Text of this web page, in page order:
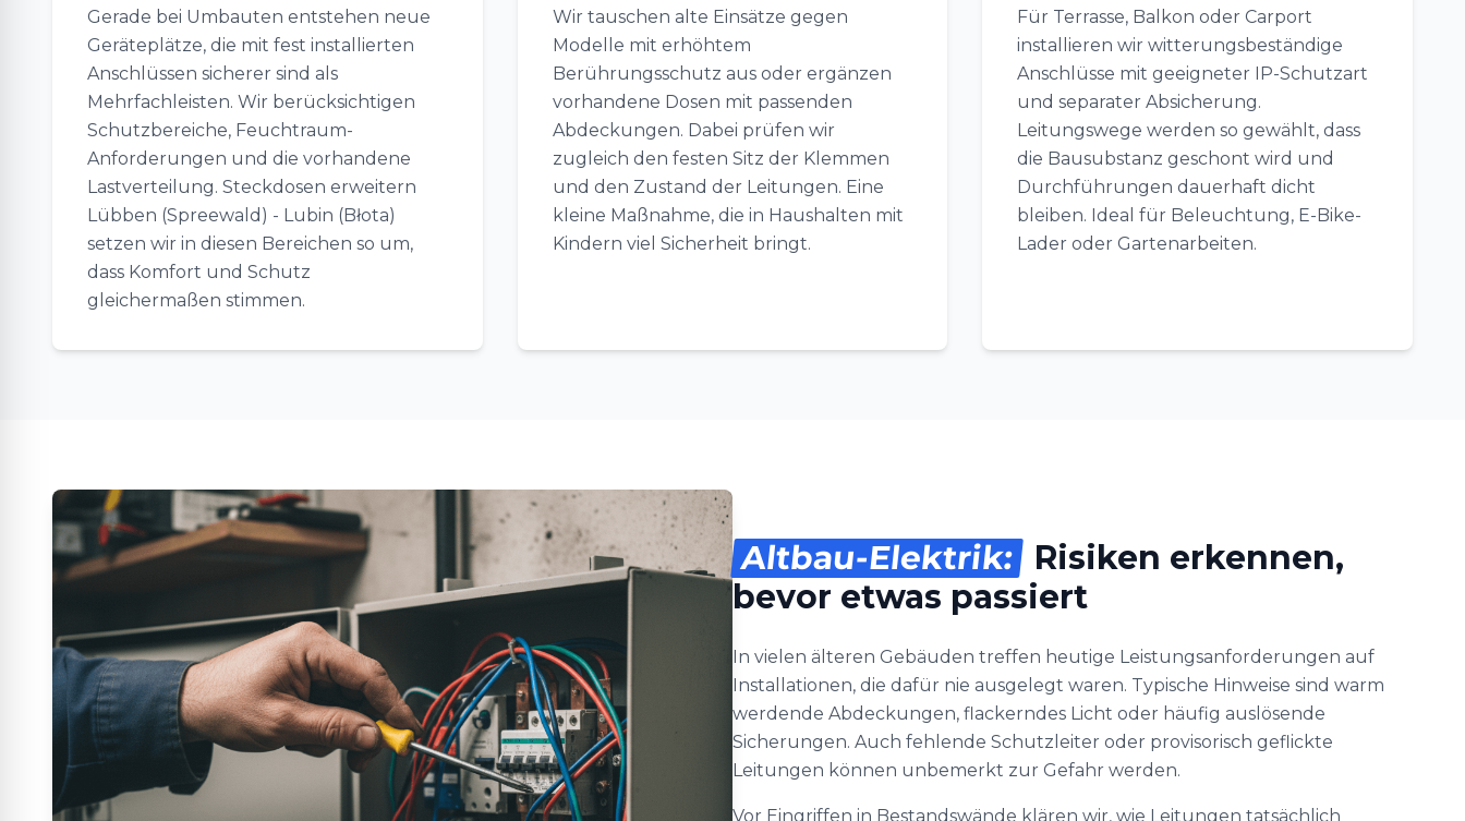
Gerade bei Umbauten entstehen neue
Geräteplätze, die mit fest installierten
Anschlüssen sicherer sind als
Mehrfachleisten. Wir berücksichtigen
Schutzbereiche, Feuchtraum-
Anforderungen und die vorhandene
Lastverteilung. Steckdosen erweitern
Lübben (Spreewald) - Lubin (Błota)
setzen wir in diesen Bereichen so um,
dass Komfort und Schutz
gleichermaßen stimmen.
Wir tauschen alte Einsätze gegen
Modelle mit erhöhtem
Berührungsschutz aus oder ergänzen
vorhandene Dosen mit passenden
Abdeckungen. Dabei prüfen wir
zugleich den festen Sitz der Klemmen
und den Zustand der Leitungen. Eine
kleine Maßnahme, die in Haushalten mit
Kindern viel Sicherheit bringt.
Für Terrasse, Balkon oder Carport
installieren wir witterungsbeständige
Anschlüsse mit geeigneter IP-Schutzart
und separater Absicherung.
Leitungswege werden so gewählt, dass
die Bausubstanz geschont wird und
Durchführungen dauerhaft dicht
bleiben. Ideal für Beleuchtung, E-Bike-
Lader oder Gartenarbeiten.
Altbau-Elektrik: Risiken erkennen,
bevor etwas passiert
In vielen älteren Gebäuden treffen heutige Leistungsanforderungen auf
Installationen, die dafür nie ausgelegt waren. Typische Hinweise sind warm
werdende Abdeckungen, flackerndes Licht oder häufig auslösende
Sicherungen. Auch fehlende Schutzleiter oder provisorisch geflickte
Leitungen können unbemerkt zur Gefahr werden.
Vor Eingriffen in Bestandswände klären wir, wie Leitungen tatsächlich